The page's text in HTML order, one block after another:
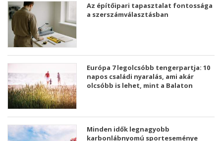
Az építőipari tapasztalat fontossága
a szerszámválasztásban
Európa 7 legolcsóbb tengerpartja: 10
napos családi nyaralás, ami akár
olcsóbb is lehet, mint a Balaton
Minden idők legnagyobb
karbonlábnyomú sporteseménye